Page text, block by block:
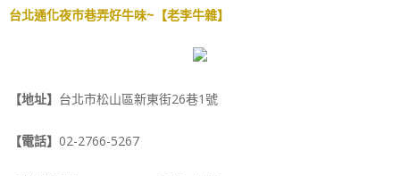
台北通化夜市巷弄好牛味~【老李牛雜】
【地址】 台北市松山區新東街26巷1號
【電話】 02-2766-5267